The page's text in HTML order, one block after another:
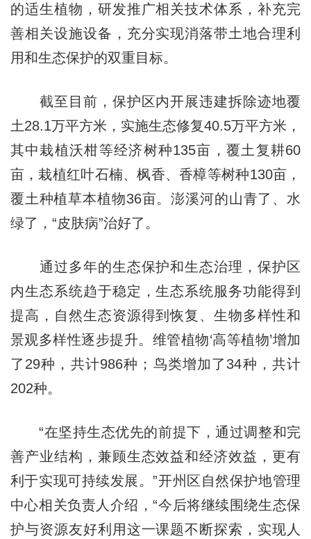
的适生植物，研发推广相关技术体系，补充完
善相关设施设备，充分实现消落带土地合理利
用和生态保护的双重目标。
截至目前，保护区内开展违建拆除迹地覆
土28.1万平方米，实施生态修复40.5万平方米，
其中栽植沃柑等经济树种135亩，覆土复耕60
亩，栽植红叶石楠、枫香、香樟等树种130亩，
覆土种植草本植物36亩。澎溪河的山青了、水
绿了，“皮肤病”治好了。
通过多年的生态保护和生态治理，保护区
内生态系统趋于稳定，生态系统服务功能得到
提高，自然生态资源得到恢复、生物多样性和
景观多样性逐步提升。维管植物‘高等植物’增加
了29种，共计986种；鸟类增加了34种，共计
202种。
“在坚持生态优先的前提下，通过调整和完
善产业结构，兼顾生态效益和经济效益，更有
利于实现可持续发展。”开州区自然保护地管理
中心相关负责人介绍，“今后将继续围绕生态保
护与资源友好利用这一课题不断探索，实现人